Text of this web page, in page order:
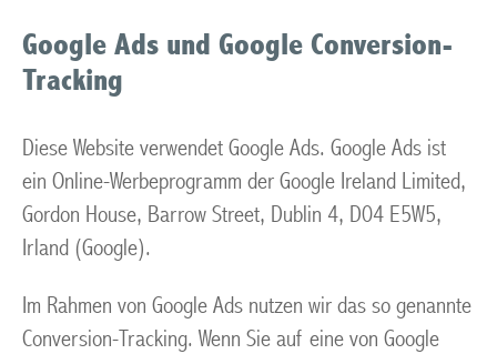
Google Ads und Google Conversion-
Tracking
Diese Website verwendet Google Ads. Google Ads ist
ein Online-Werbeprogramm der Google Ireland Limited,
Gordon House, Barrow Street, Dublin 4, D04 E5W5,
Irland (Google).
Im Rahmen von Google Ads nutzen wir das so genannte
Conversion-Tracking. Wenn Sie auf eine von Google